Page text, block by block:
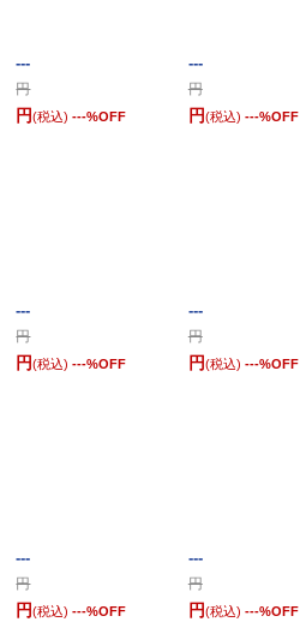
---
円
円(税込) ---%OFF
---
円
円(税込) ---%OFF
---
円
円(税込) ---%OFF
---
円
円(税込) ---%OFF
---
円
円(税込) ---%OFF
---
円
円(税込) ---%OFF